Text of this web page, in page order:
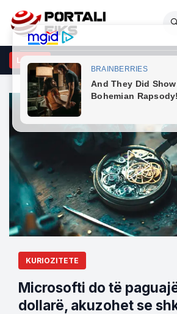
LAJME
godet opozitën: Po bllokon shtetin me
KURIOZITETE
Microsofti do të
dollarë, akuzohet se